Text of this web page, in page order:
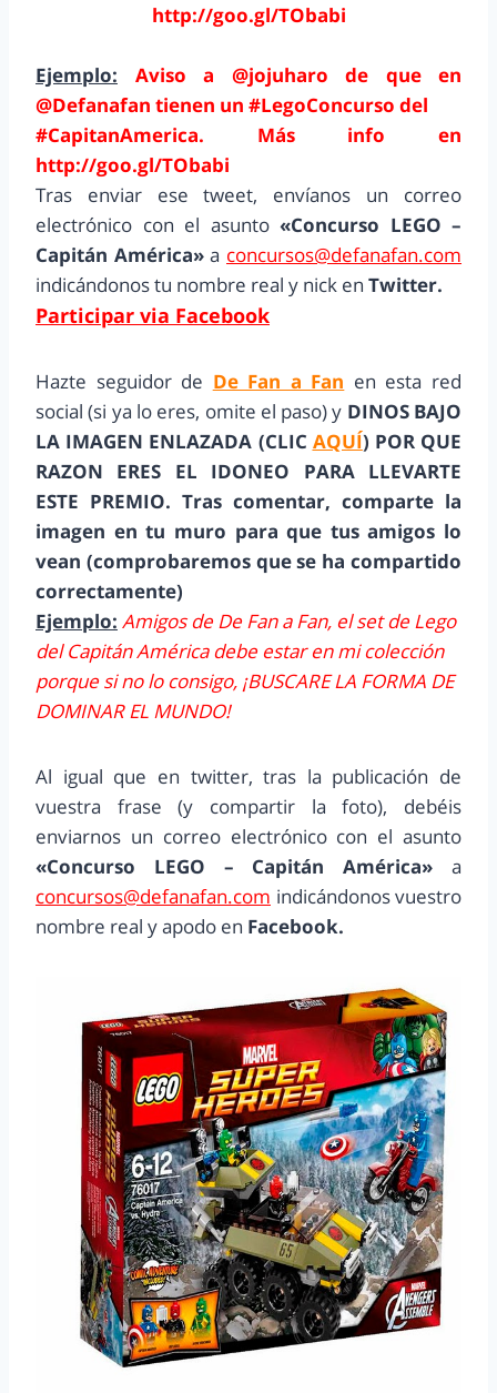
http://goo.gl/TObabi
Ejemplo:
Aviso a @jojuharo de que en
@Defanafan tienen un #LegoConcurso del
#CapitanAmerica. Más info en
http://goo.gl/TObabi
Tras enviar ese tweet, envíanos un correo
electrónico con el asunto «Concurso LEGO –
Capitán América»a concursos@defanafan.com
indicándonos tu nombre real y nick en Twitter.
Participar via Facebook
Hazte seguidor de De Fan a Fan en esta red
social (si ya lo eres, omite el paso) y DINOS BAJO
LA IMAGEN ENLAZADA (CLIC AQUÍ) POR QUE
RAZON ERES EL IDONEO PARA LLEVARTE
ESTE PREMIO. Tras comentar, comparte la
imagen en tu muro para que tus amigos lo
vean (comprobaremos que se ha compartido
correctamente)
Ejemplo: Amigos de De Fan a Fan, el set de Lego
del Capitán América debe estar en mi colección
porque si no lo consigo, ¡BUSCARE LA FORMA DE
DOMINAR EL MUNDO!
Al igual que en twitter, tras la publicación de
vuestra frase (y compartir la foto), debéis
enviarnos un correo electrónico con el asunto
«Concurso LEGO – Capitán América» a
concursos@defanafan.com indicándonos vuestro
nombre real y apodo en Facebook.